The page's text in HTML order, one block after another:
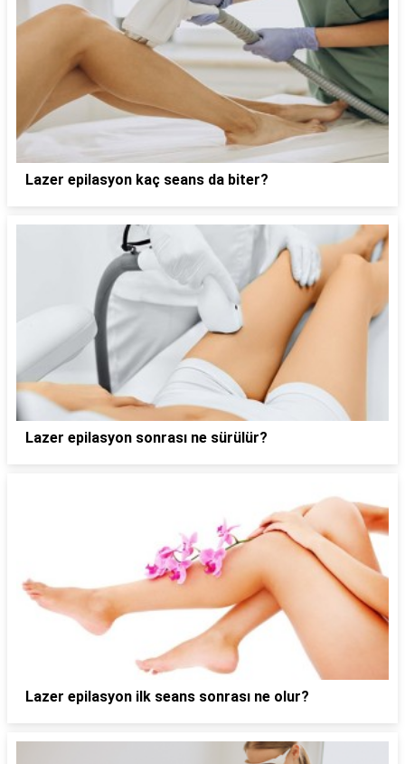
Lazer epilasyon kaç seans da biter?
Lazer epilasyon sonrası ne sürülür?
Lazer epilasyon ilk seans sonrası ne olur?